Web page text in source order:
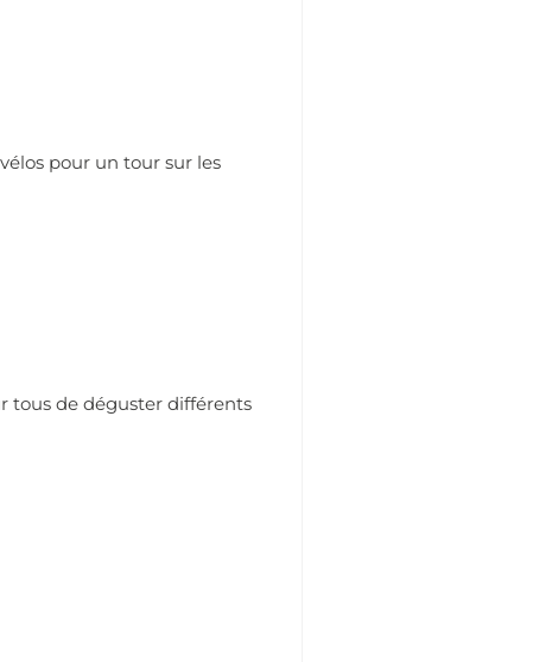
pour un tour sur les
tous de déguster différents